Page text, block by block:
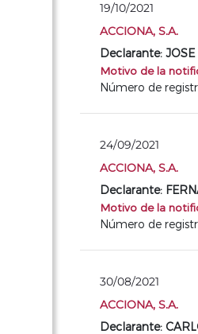
19/10/2021
ACCIONA, S.A.
Declarante:
Motivo de la
Número de
24/09/2021
ACCIONA, S.A.
Declarante:
Motivo de la
Número de
30/08/2021
ACCIONA, S.A.
Declarante: